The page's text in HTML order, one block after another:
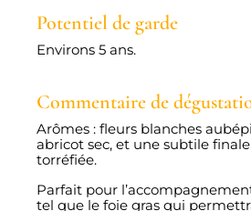
Potentiel de garde
Environs 5 ans.
Commentaire de
Arômes : fleurs blanches
abricot sec, et une subtile
torréfiée.
Parfait pour
tel que le foie gras qui